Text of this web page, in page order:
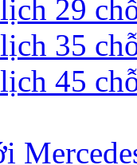
29
35
45